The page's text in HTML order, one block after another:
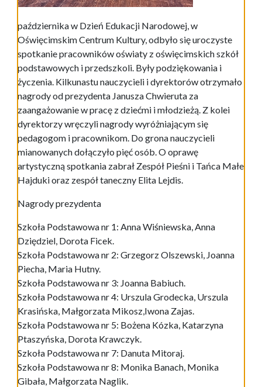
października w Dzień Edukacji Narodowej, w
Oświęcimskim Centrum Kultury, odbyło się uroczyste
spotkanie pracowników oświaty z oświęcimskich szkół
podstawowych i przedszkoli. Były podziękowania i
życzenia. Kilkunastu nauczycieli i dyrektorów otrzymało
nagrody od prezydenta Janusza Chwieruta za
zaangażowanie w pracę z dziećmi i młodzieżą. Z kolei
dyrektorzy wręczyli nagrody wyróżniającym się
pedagogom i pracownikom. Do grona nauczycieli
mianowanych dołączyło pięć osób. O oprawę
artystyczną spotkania zabrał Zespół Pieśni i Tańca Małe
Hajduki oraz zespół taneczny Elita Lejdis.
Nagrody prezydenta
Szkoła Podstawowa nr 1: Anna Wiśniewska, Anna
Dziędziel, Dorota Ficek.
Szkoła Podstawowa nr 2: Grzegorz Olszewski, Joanna
Piecha, Maria Hutny.
Szkoła Podstawowa nr 3: Joanna Babiuch.
Szkoła Podstawowa nr 4: Urszula Grodecka, Urszula
Krasińska, Małgorzata Mikosz,Iwona Zajas.
Szkoła Podstawowa nr 5: Bożena Kózka, Katarzyna
Ptaszyńska, Dorota Krawczyk.
Szkoła Podstawowa nr 7: Danuta Mitoraj.
Szkoła Podstawowa nr 8: Monika Banach, Monika
Gibała, Małgorzata Naglik.